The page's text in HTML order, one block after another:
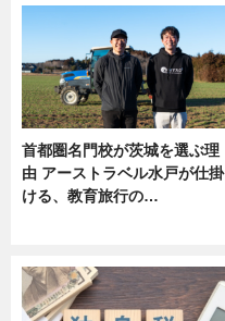
首都圏名門校が茨城を選ぶ理
由 アーストラベル水戸が仕掛
ける、教育旅行の…